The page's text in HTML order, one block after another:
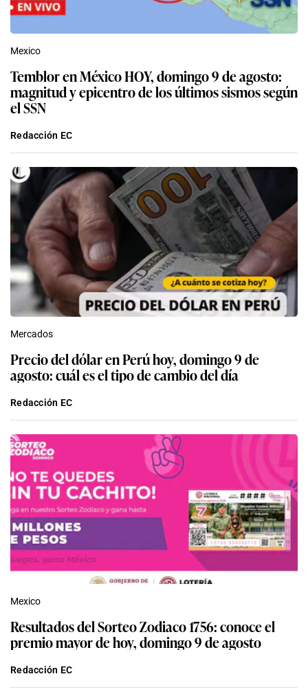
Mexico
Temblor en México HOY, domingo 9 de agosto:
magnitud y epicentro de los últimos sismos según
el SSN
Redacción EC
Mercados
Precio del dólar en Perú hoy, domingo 9 de
agosto: cuál es el tipo de cambio del día
Redacción EC
Mexico
Resultados del Sorteo Zodiaco 1756: conoce el
premio mayor de hoy, domingo 9 de agosto
Redacción EC